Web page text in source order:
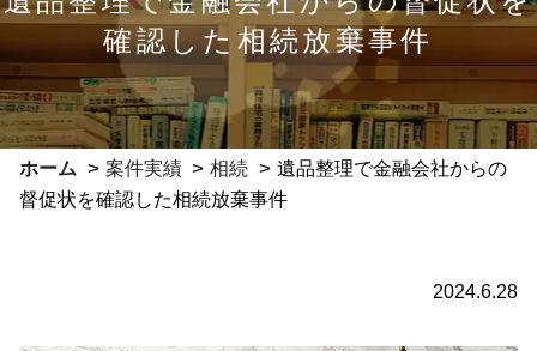
ス
プ
確認した相続放棄事件
ホーム > 案件実績 > 相続 > 遺品整理で金融会社からの
督促状を確認した相続放棄事件
2024.6.28